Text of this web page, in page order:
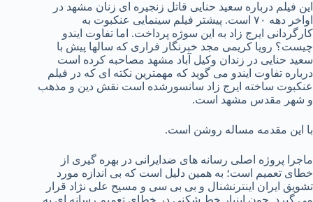
این فیلم درباره سعید حنایی قاتل زنجیره ای زنان مشهد در
اواخر دهه ۷۰ است. پیشتر فیلم سینمایی عنکبوت به
کارگردانی ایرج زاد به این سوژه پرداخت. اما تفاوت ایندو
چیست؟ رویا کریمی مجد خبرنگار فراری که سالها پیش با
سعید حنایی در زندان وکیل آباد مشهد مصاحبه کرده است
درباره تفاوت ایندو می گوید که مهمترین نکته ای که در فیلم
عنکبوت ساخته ایرج زاد سانسورشده است نقش دین و مذهب
و شهر مقدس مشهد است.
با این مقدمه مساله روشن است.
ماجرا پروژه اصلی رسانه های ضدایرانی در بهره گیری از
خطای تعمیم است؛ به همین دلیل است که بی اندازه مورد
تشویق ایران اینترنشنال و بی بی سی و مسیح علی نژاد قرار